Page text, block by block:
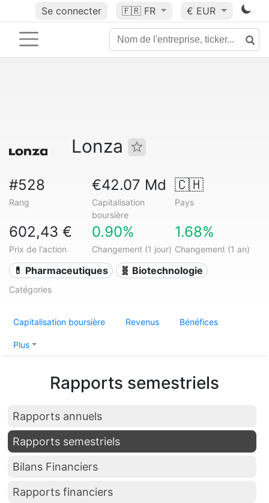
Se connecter 🇫🇷 FR € EUR
Lonza
#528
Rang
€42.07 Md
Capitalisation
boursière
🇨🇭
Pays
602,43 €
Prix de l'action
0.90%
Changement (1 jour)
1.68%
Changement (1 an)
💊 Pharmaceutiques 🧬 Biotechnologie
Catégories
Capitalisation boursière Revenus Bénéfices
Plus
Rapports semestriels
Rapports annuels
Rapports semestriels
Bilans Financiers
Rapports financiers